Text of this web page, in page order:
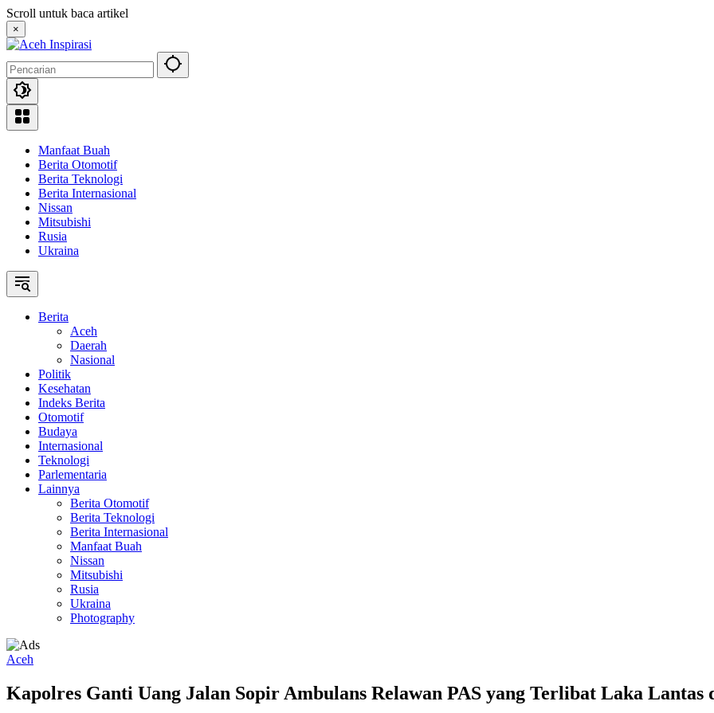
Langsung
ke
konten
Scroll untuk baca artikel
×
Manfaat Buah
Berita Otomotif
Berita Teknologi
Berita Internasional
Nissan
Mitsubishi
Rusia
Ukraina
Berita
Aceh
Daerah
Nasional
Politik
Kesehatan
Indeks Berita
Otomotif
Budaya
Internasional
Teknologi
Parlementaria
Lainnya
Berita Otomotif
Berita Teknologi
Berita Internasional
Manfaat Buah
Nissan
Mitsubishi
Rusia
Ukraina
Photography
Aceh
Kapolres Ganti Uang Jalan Sopir Ambulans Relawan PAS yang Terlibat Laka Lantas